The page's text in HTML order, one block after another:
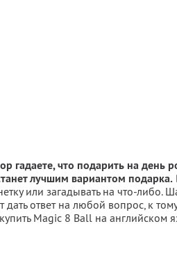
гадаете, что подарить на день
лучшим вариантом подарка.
или загадывать на что-либо.
дать ответ на любой вопрос, к
Magic 8 Ball на английском